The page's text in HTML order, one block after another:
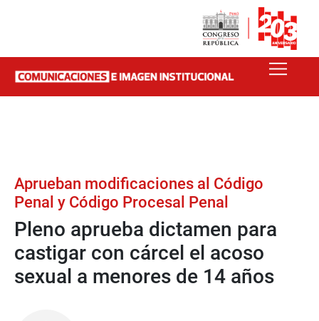
Aprueban modificaciones al Código
Penal y Código Procesal Penal
Pleno aprueba dictamen para
castigar con cárcel el acoso
sexual a menores de 14 años